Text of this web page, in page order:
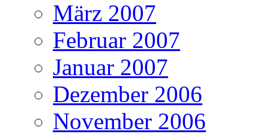
März 2007
Februar 2007
Januar 2007
Dezember 2006
November 2006